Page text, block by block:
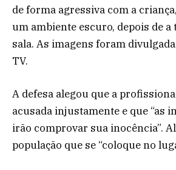
de forma agressiva com a
um ambiente escuro, depois de
sala. As imagens foram
TV.
A defesa alegou que a
acusada injustamente e que “as
irão comprovar sua inocência”.
população que se “coloque no